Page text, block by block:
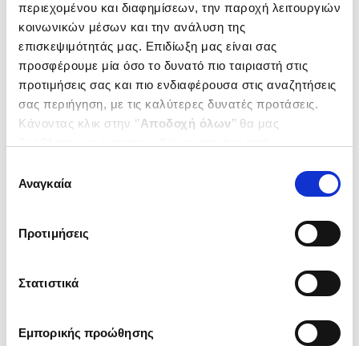
περιεχομένου και διαφημίσεων, την παροχή λειτουργιών
κοινωνικών μέσων και την ανάλυση της
επισκεψιμότητάς μας. Επιδίωξη μας είναι σας
προσφέρουμε μία όσο το δυνατό πιο ταιριαστή στις
προτιμήσεις σας και πιο ενδιαφέρουσα στις αναζητήσεις
σας περιήγηση, με τις καλύτερες δυνατές προτάσεις.
Κάνοντας κλικ στην ‘’Αποδοχή όλων’’ θα μας
ενδιαφέρουν και να επιλέξετε από τα παρακάτω με την
΄΄και να ενημερωθείτε σχετικά με
συγκατάθεσης
Αναγκαία
Προτιμήσεις
Στατιστικά
Εμπορικής προώθησης